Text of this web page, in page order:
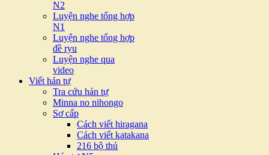
N2
Luyện nghe tổng hợp
N1
Luyện nghe tổng hợp
đề ryu
Luyện nghe qua
video
Viết hán tự
Tra cứu hán tự
Minna no nihongo
Sơ cấp
Cách viết hiragana
Cách viết katakana
216 bộ thủ